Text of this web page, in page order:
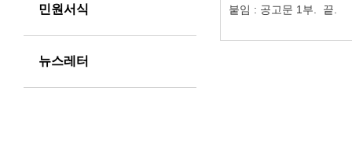
민원서식
뉴스레터
붙임 : 공고문 1부. 끝.